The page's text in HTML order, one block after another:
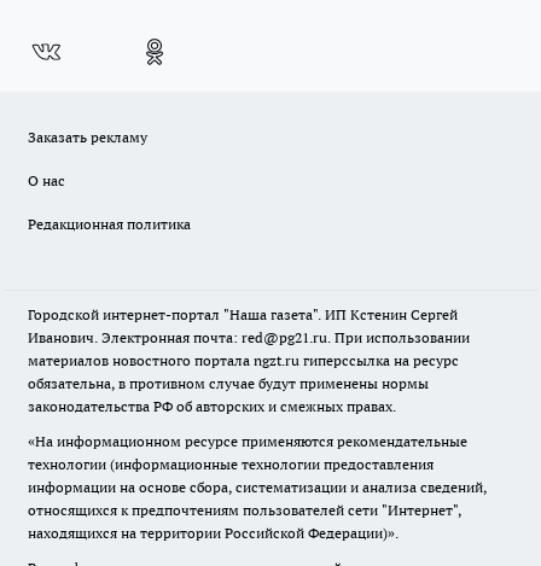
Заказать рекламу
О нас
Редакционная политика
Городской интернет-портал "Наша газета". ИП Кстенин Сергей
Иванович. Электронная почта: red@pg21.ru. При использовании
материалов новостного портала ngzt.ru гиперссылка на ресурс
обязательна, в противном случае будут применены нормы
законодательства РФ об авторских и смежных правах.
«На информационном ресурсе применяются рекомендательные
технологии (информационные технологии предоставления
информации на основе сбора, систематизации и анализа сведений,
относящихся к предпочтениям пользователей сети "Интернет",
находящихся на территории Российской Федерации)».